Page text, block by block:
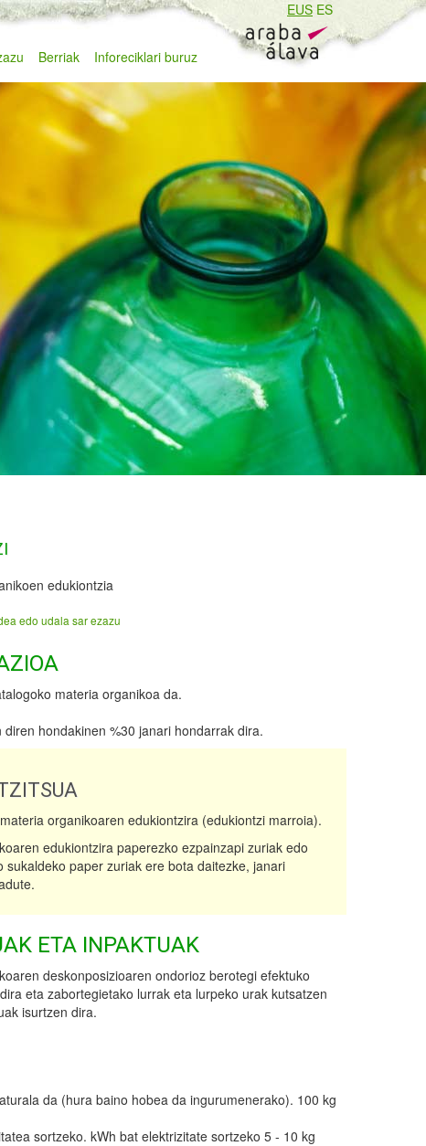
EUS ES
Berriak Inforeciklari buruz
edukiontzia
edo udala sar ezazu
materia organikoa da.
diren hondakinen %30 janari hondarrak dira.
organikoaren edukiontzira (edukiontzi marroia).
edukiontzira paperezko ezpainzapi zuriak edo
sukaldeko paper zuriak ere bota daitezke, janari
ETA INPAKTUAK
deskonposizioaren ondorioz berotegi efektuko
eta zabortegietako lurrak eta lurpeko urak kutsatzen
isurtzen dira.
da (hura baino hobea da ingurumenerako). 100 kg
sortzeko. kWh bat elektrizitate sortzeko 5 - 10 kg